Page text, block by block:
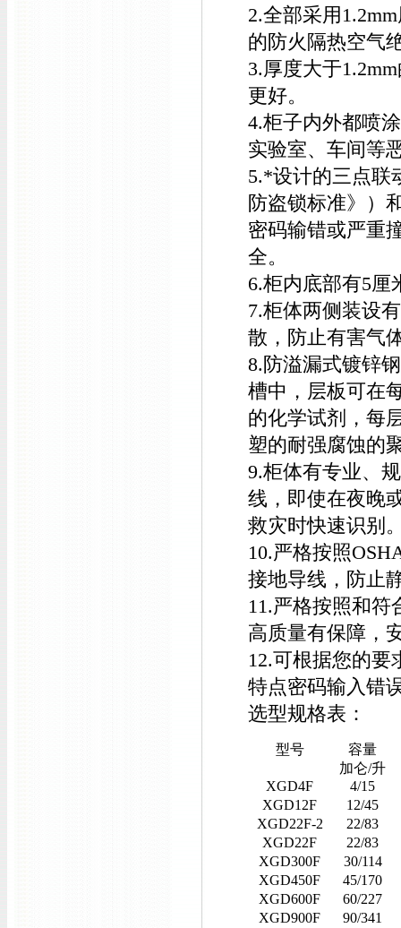
2.全部采用
的防火隔热空气
3.厚度大于
更好。
4.柜子内外都喷
实验室、车间等
5.*设计的三点联
防盗锁标准》）
密码输错或严重
全。
6.柜内底部有5厘
7.柜体两侧装设
散，防止有害气
8.防溢漏式镀锌
槽中，层板可在
的化学试剂，每
塑的耐强腐蚀的
9.柜体有专业、
线，即使在夜晚
救灾时快速识别
10.严格按照
接地导线，防止
11.严格按照和符
高质量有保障，
12.可根据您的要
特点密码输入错
选型规格表：
型号
容量
加仑/升
XGD4F
4/15
XGD12F
12/45
XGD22F-2
22/83
XGD22F
22/83
XGD300F
30/114
XGD450F
45/170
XGD600F
60/227
XGD900F
90/341